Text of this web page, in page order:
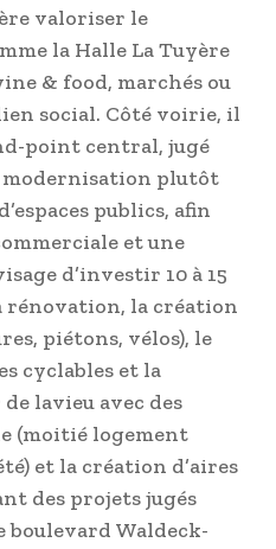
valoriser le
la Halle La Tuyère
& food, marchés ou
social. Côté voirie, il
point central, jugé
modernisation plutôt
publics, afin
et une
d’investir 10 à 15
rénovation, la création
piétons, vélos), le
cyclables et la
lavieu avec des
(moitié logement
et la création d’aires
des projets jugés
boulevard Waldeck-